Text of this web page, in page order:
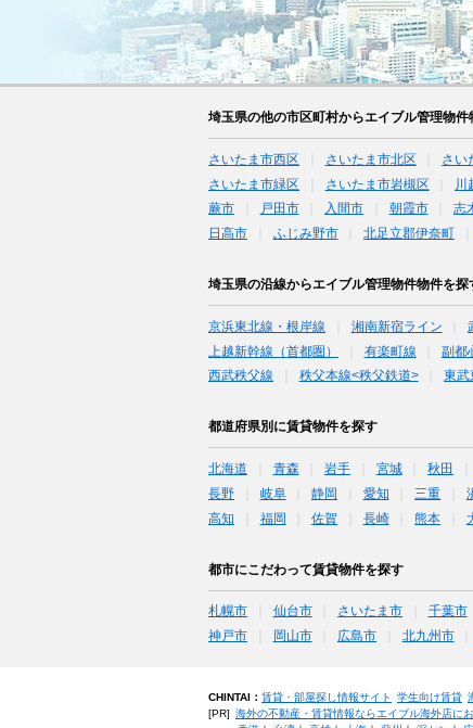
埼玉県の他の市区町村からエイブル管理物件
さいたま市西区 さいたま市北区 さい
さいたま市緑区
さいたま市岩槻区 川
蕨市
戸田市 入間市 朝霞市 志
日高市
ふじみ野市 北足立郡伊奈町
埼玉県の沿線からエイブル管理物件物件を探
京浜東北線・根岸線 湘南新宿ライン
上越新幹線（首都圏）
有楽町線 副都
西武秩父線
秩父本線<秩父鉄道> 東武
都道府県別に賃貸物件を探す
北海道 青森 岩手 宮城 秋田
長野
岐阜 静岡 愛知 三重
高知
福岡 佐賀 長崎 熊本
都市にこだわって賃貸物件を探す
札幌市 仙台市 さいたま市 千葉市
神戸市
岡山市 広島市 北九州市
CHINTAI： 賃貸・部屋探し情報サイト 学生向け賃貸
[PR] 海外の不動産・賃貸情報ならエイブル海外店に